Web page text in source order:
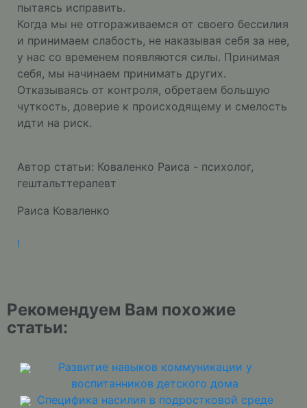
пытаясь исправить.
Когда мы не отгораживаемся от своего бессилия
и принимаем слабость, не наказывая себя за нее,
у нас со временем появляются силы. Принимая
себя, мы начинаем принимать других.
Отказываясь от контроля, обретаем большую
чуткость, доверие к происходящему и смелость
идти на риск.
Автор статьи: Коваленко Раиса - психолог,
гештальттерапевт
Раиса Коваленко
!
Рекомендуем Вам похожие
статьи:
Развитие навыков коммуникации у
воспитанников детского дома
Специфика насилия в подростковой среде